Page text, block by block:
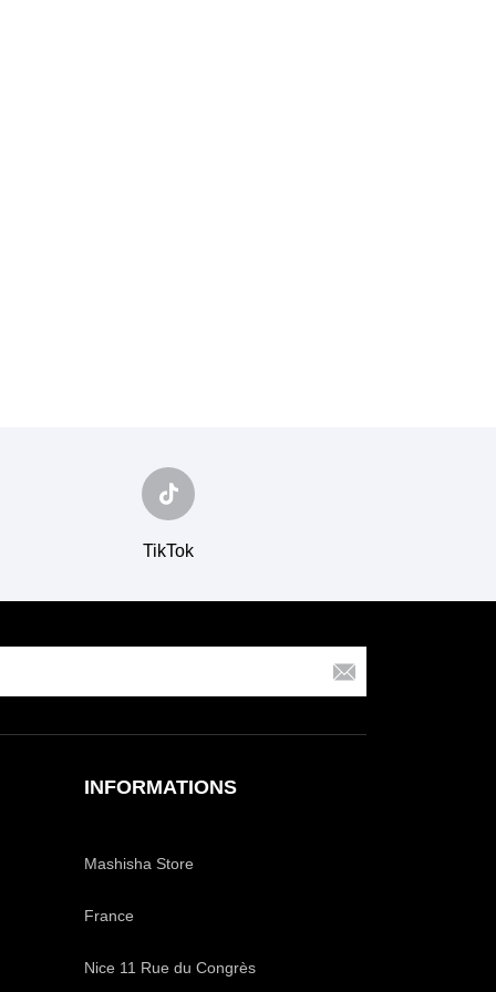
TikTok
INFORMATIONS
Mashisha Store
France
Nice 11 Rue du Congrès